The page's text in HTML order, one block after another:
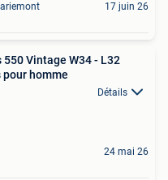
17 juin 26
550 Vintage W34 - L32
homme
Détails
24 mai 26